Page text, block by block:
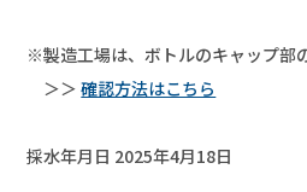
※製造工場は、ボトルのキャップ部
＞＞確認方法はこちら
採水年月日 2025年4月18日